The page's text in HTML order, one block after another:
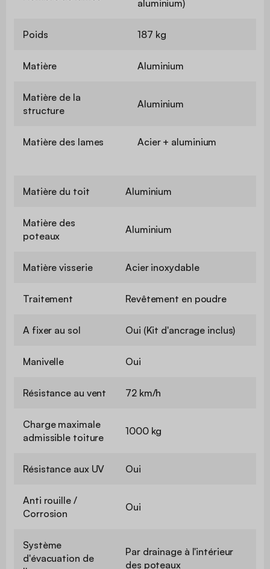
aluminium)
Poids 187 kg
Matière Aluminium
Matière de la
structure
Aluminium
Matière des lames Acier + aluminium
Matière du toit Aluminium
Matière des
poteaux
Aluminium
Matière visserie Acier inoxydable
Traitement Revêtement en poudre
A fixer au sol Oui (Kit d'ancrage inclus)
Manivelle Oui
Résistance au vent 72 km/h
Charge maximale
admissible toiture
1000 kg
Résistance aux UV Oui
Anti rouille /
Corrosion
Oui
Système
d'évacuation de
Par drainage à l'intérieur
des poteaux